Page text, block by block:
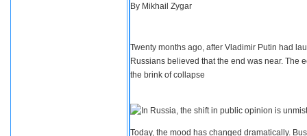
By Mikhail Zygar
Twenty months ago, after Vladimir Putin had
Russians believed that the end was near. The
the brink of collapse
Today, the mood has changed dramatically.